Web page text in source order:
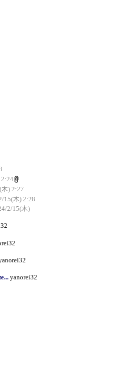
) 2:27
15(木) 2:28
2/15(木)
yanorei32